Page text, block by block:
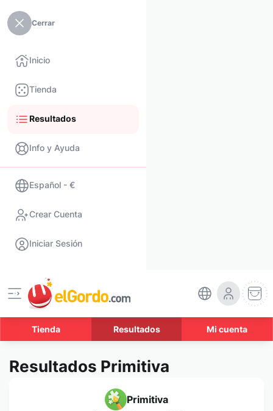
Cerrar
Inicio
Tienda
Resultados
Info y Ayuda
Español - €
Crear Cuenta
Iniciar Sesión
Tienda Resultados Mi cuenta
Resultados Primitiva
Primitiva